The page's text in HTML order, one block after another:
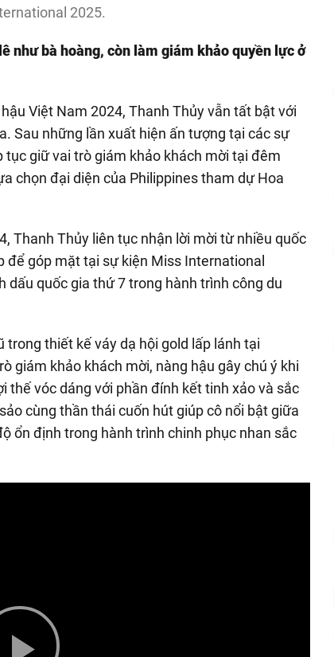
2025.
như bà hoàng, còn làm giám khảo quyền lực ở
Việt Nam 2024, Thanh Thủy vẫn tất bật với
Sau những lần xuất hiện ấn tượng tại các sự
giữ vai trò giám khảo khách mời tại đêm
chọn đại diện của Philippines tham dự Hoa
Thanh Thủy liên tục nhận lời mời từ nhiều quốc
để góp mặt tại sự kiện Miss International
dấu quốc gia thứ 7 trong hành trình công du
thiết kế váy dạ hội gold lấp lánh tại
giám khảo khách mời, nàng hậu gây chú ý khi
thế vóc dáng với phần đính kết tinh xảo và sắc
cùng thần thái cuốn hút giúp cô nổi bật giữa
ổn định trong hành trình chinh phục nhan sắc